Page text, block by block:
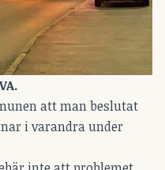
att man beslutat
i varandra under